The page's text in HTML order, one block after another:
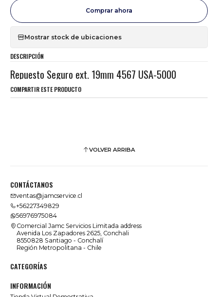
Comprar ahora
Mostrar stock de ubicaciones
DESCRIPCIÓN
Repuesto Seguro ext. 19mm 4567 USA-5000
COMPARTIR ESTE PRODUCTO
VOLVER ARRIBA
CONTÁCTANOS
ventas@jamcservice.cl
+56227349829
56976975084
Comercial Jamc Servicios Limitada address
Avenida Los Zapadores 2625, Conchali
8550828 Santiago - Conchalí
Región Metropolitana - Chile
CATEGORÍAS
INFORMACIÓN